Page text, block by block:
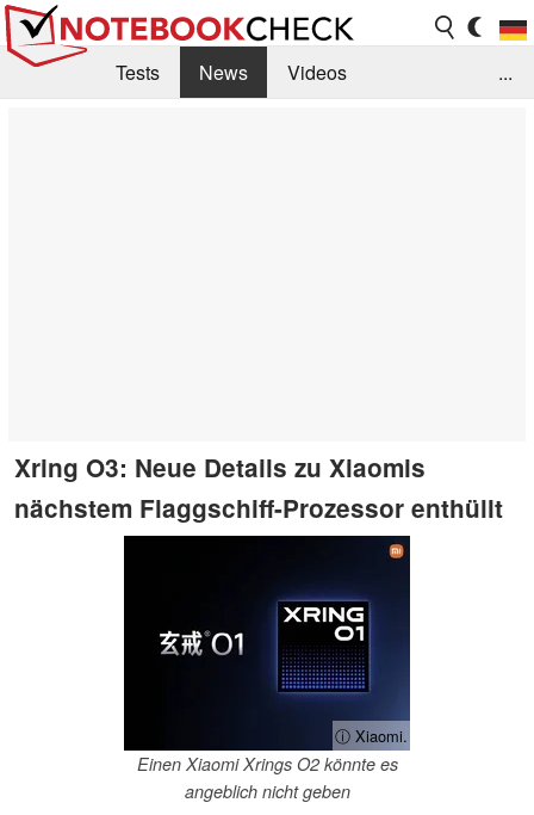
Tests News
Videos
...
Xring O3: Neue Details zu Xiaomis
nächstem Flaggschiff-Prozessor enthüllt
ⓘ Xiaomi.
Einen Xiaomi Xrings O2 könnte es
angeblich nicht geben